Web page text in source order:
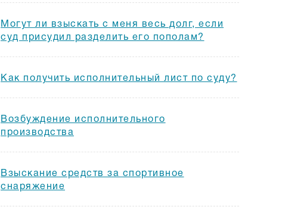
Могут ли взыскать с меня весь долг, если
суд присудил разделить его пополам?
Как получить исполнительный лист по суду?
Возбуждение исполнительного
производства
Взыскание средств за спортивное
снаряжение